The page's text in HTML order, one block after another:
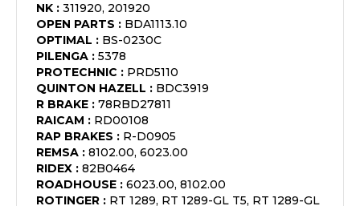
NK : 311920, 201920
OPEN PARTS : BDA1113.10
OPTIMAL : BS-0230C
PILENGA : 5378
PROTECHNIC : PRD5110
QUINTON HAZELL : BDC3919
R BRAKE : 78RBD27811
RAICAM : RD00108
RAP BRAKES : R-D0905
REMSA : 8102.00, 6023.00
RIDEX : 82B0464
ROADHOUSE : 6023.00, 8102.00
ROTINGER : RT 1289, RT 1289-GL T5, RT 1289-GL